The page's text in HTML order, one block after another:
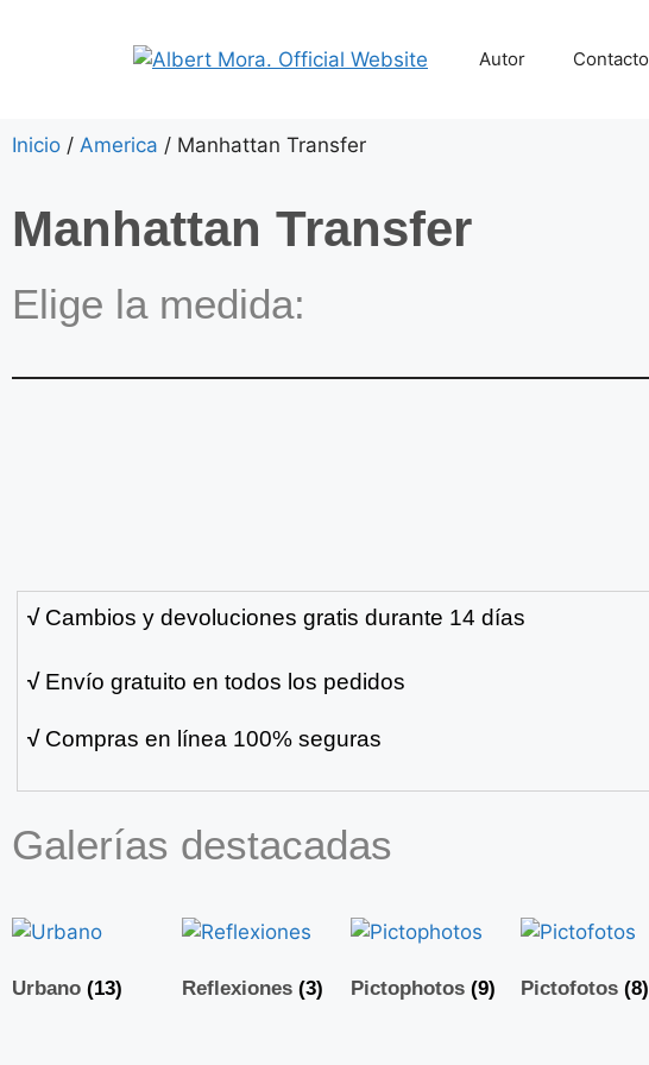
Autor Contacto
Inicio / America / Manhattan Transfer
Manhattan Transfer
Elige la medida:
√ Cambios y devoluciones gratis durante 14 días
√ Envío gratuito en todos los pedidos
√ Compras en línea 100% seguras
Galerías destacadas
Urbano (13) Reflexiones (3) Pictophotos (9) Pictofotos (8)